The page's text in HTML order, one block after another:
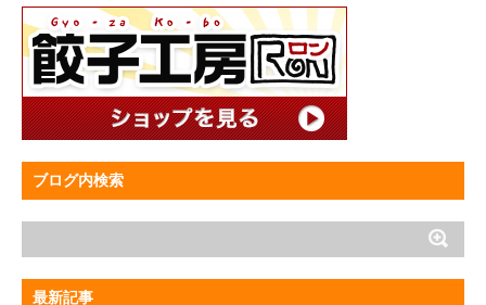
ブログ内検索
最新記事